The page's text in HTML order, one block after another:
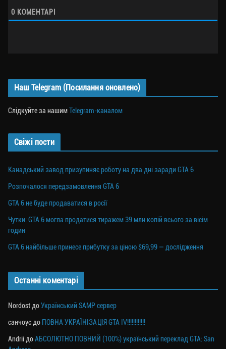
0 КОМЕНТАРІ
Наш Telegram (Посилання оновлено)
Слідкуйте за нашимTelegram-каналом
Свіжі пости
Канадський завод призупиняє роботу на два дні заради GTA 6
Розпочалося передзамовлення GTA 6
GTA 6 не буде продаватися в росії
Чутки: GTA 6 могла продатися тиражем 39 млн копій всього за вісім
годин
GTA 6 найбільше принесе прибутку за ціною $69,99 — дослідження
Останні коментарі
NordostдоУкраїнський SAMP сервер
санчоусдо ПОВНА УКРАЇНІЗАЦІЯ GTA IV!!!!!!!!!!!!
AndriiдоАБСОЛЮТНО ПОВНИЙ (100%) український переклад GTA: San